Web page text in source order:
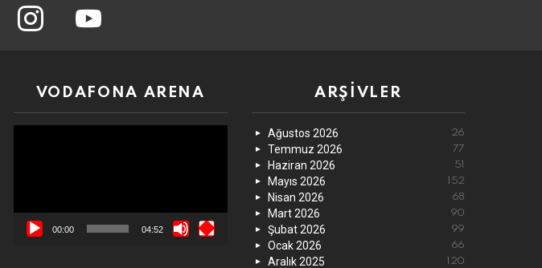
instagram youtube
VODAFONA ARENA
00:00 04:52
ARŞIVLER
Ağustos 2026 26
Temmuz 2026 77
Haziran 2026 51
Mayıs 2026 152
Nisan 2026 68
Mart 2026 90
Şubat 2026 99
Ocak 2026 66
Aralık 2025 120